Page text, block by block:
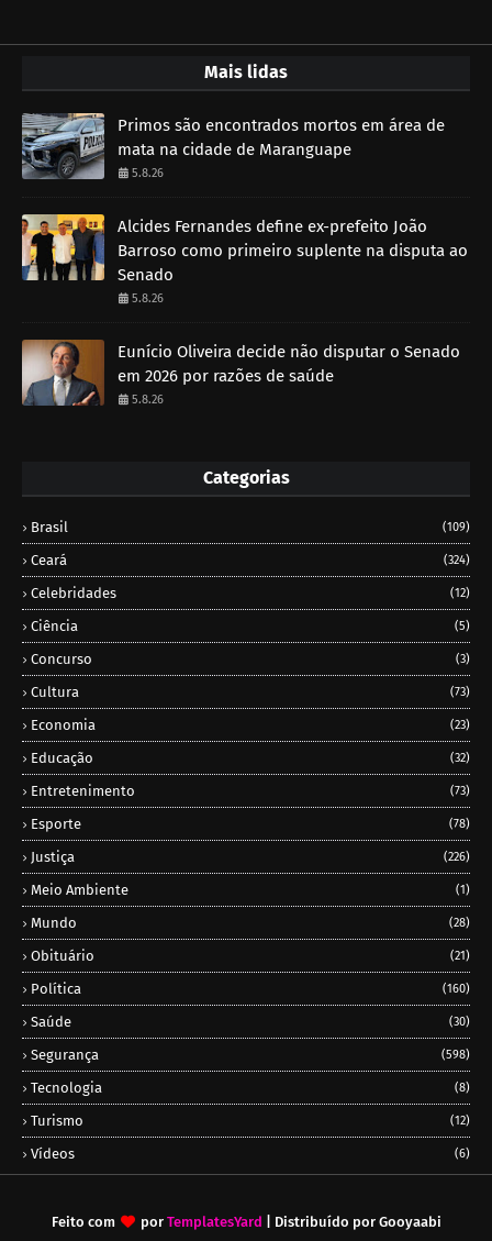
Mais lidas
Primos são encontrados mortos em área de
mata na cidade de Maranguape
5.8.26
Alcides Fernandes define ex-prefeito João
Barroso como primeiro suplente na disputa ao
Senado
5.8.26
Eunício Oliveira decide não disputar o Senado
em 2026 por razões de saúde
5.8.26
Categorias
Brasil (109)
Ceará (324)
Celebridades (12)
Ciência (5)
Concurso (3)
Cultura (73)
Economia (23)
Educação (32)
Entretenimento (73)
Esporte (78)
Justiça (226)
Meio Ambiente (1)
Mundo (28)
Obituário (21)
Política (160)
Saúde (30)
Segurança (598)
Tecnologia (8)
Turismo (12)
Vídeos (6)
Feito com por TemplatesYard | Distribuído por Gooyaabi